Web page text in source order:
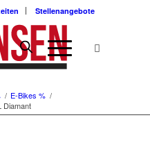
Stellenangebote
/ E-Bikes % /
Diamant